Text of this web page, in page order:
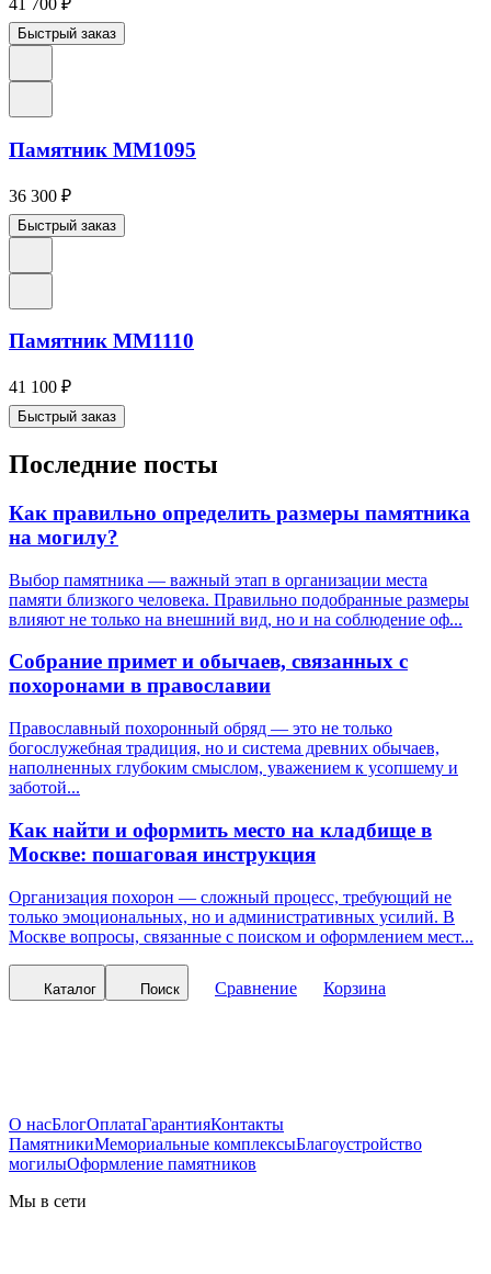
41 700 ₽
Быстрый заказ
Памятник ММ1095
36 300 ₽
Быстрый заказ
Памятник ММ1110
41 100 ₽
Быстрый заказ
Последние посты
Как правильно определить размеры памятника
на могилу?
Выбор памятника — важный этап в организации места
памяти близкого человека. Правильно подобранные размеры
влияют не только на внешний вид, но и на соблюдение оф...
Собрание примет и обычаев, связанных с
похоронами в православии
Православный похоронный обряд — это не только
богослужебная традиция, но и система древних обычаев,
наполненных глубоким смыслом, уважением к усопшему и
заботой...
Как найти и оформить место на кладбище в
Москве: пошаговая инструкция
Организация похорон — сложный процесс, требующий не
только эмоциональных, но и административных усилий. В
Москве вопросы, связанные с поиском и оформлением мест...
Каталог Поиск Сравнение Корзина
О насБлогОплатаГарантияКонтакты
ПамятникиМемориальные комплексыБлагоустройство
могилыОформление памятников
Мы в сети